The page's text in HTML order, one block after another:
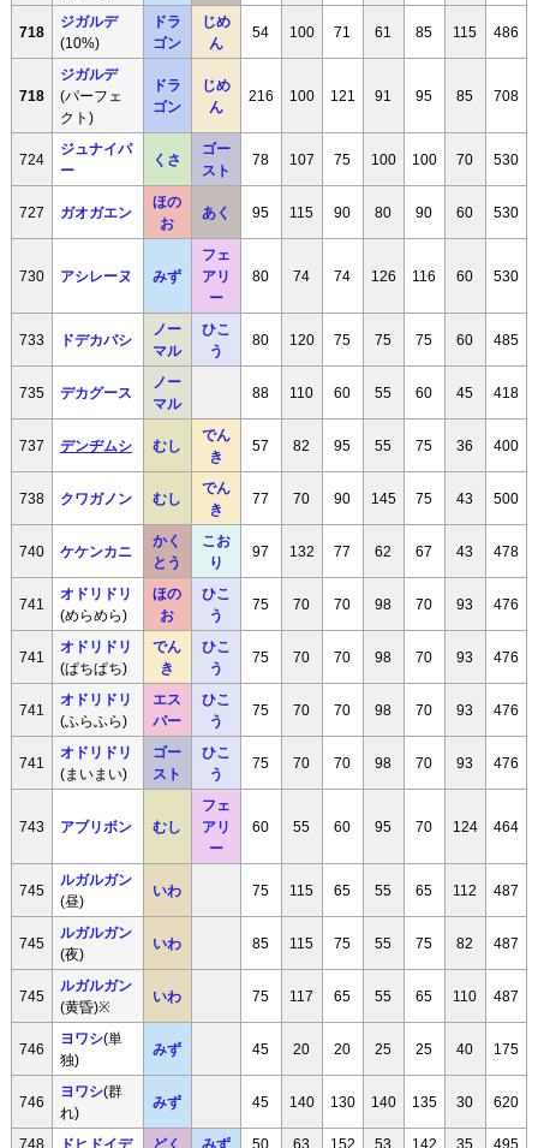
718
ジガルデ
(10%)
ドラ
ゴン
じめ
ん
54 100 71 61 85 115 486
718
ジガルデ
(パーフェ
クト)
ドラ
ゴン
じめ
ん
216 100 121 91 95 85 708
724
ジュナイパ
ー
くさ
ゴー
スト
78 107 75 100 100 70 530
727 ガオガエン
ほの
お
あく 95 115 90 80 90 60 530
730 アシレーヌ みず
フェ
アリ
ー
80 74 74 126 116 60 530
733 ドデカバシ
ノー
マル
ひこ
う
80 120 75 75 75 60 485
735 デカグース
ノー
マル
88 110 60 55 60 45 418
737 デンヂムシ むし
でん
き
57 82 95 55 75 36 400
738 クワガノン むし
でん
き
77 70 90 145 75 43 500
740 ケケンカニ
かく
とう
こお
り
97 132 77 62 67 43 478
741
オドリドリ
(めらめら)
ほの
お
ひこ
う
75 70 70 98 70 93 476
741
オドリドリ
(ぱちぱち)
でん
き
ひこ
う
75 70 70 98 70 93 476
741
オドリドリ
(ふらふら)
エス
パー
ひこ
う
75 70 70 98 70 93 476
741
オドリドリ
(まいまい)
ゴー
スト
ひこ
う
75 70 70 98 70 93 476
743 アブリボン むし
フェ
アリ
ー
60 55 60 95 70 124 464
745
ルガルガン
(昼)
いわ 75 115 65 55 65 112 487
745
ルガルガン
(夜)
いわ 85 115 75 55 75 82 487
745
ルガルガン
(黄昏)※
いわ 75 117 65 55 65 110 487
746
ヨワシ(単
独)
みず 45 20 20 25 25 40 175
746
ヨワシ(群
れ)
みず 45 140 130 140 135 30 620
748 ドヒドイデ どく みず 50 63 152 53 142 35 495